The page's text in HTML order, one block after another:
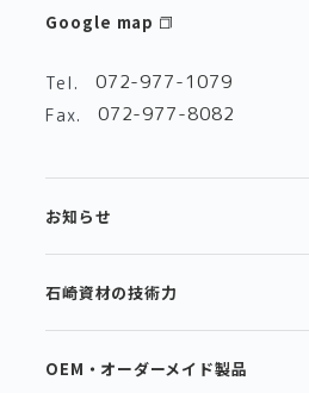
Google map
Tel. 072-977-1079
Fax. 072-977-8082
お知らせ
石崎資材の技術力
OEM・オーダーメイド製品